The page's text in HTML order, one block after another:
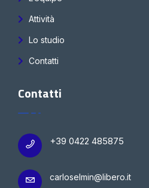
Attività
Lo studio
Contatti
Contatti
+39 0422 485875
carloselmin@libero.it